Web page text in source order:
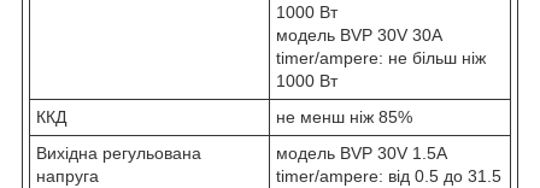
1000 Вт
модель BVP 30V 30A
timer/ampere: не більш ніж
1000 Вт
ККД
не менш ніж 85%
Вихідна регульована
напруга
модель BVP 30V 1.5A
timer/ampere: від 0.5 до 31.5